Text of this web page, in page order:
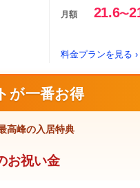
月額 21.6〜
料金プランを見る ›
が一番お得
高峰の入居特典
お祝い金